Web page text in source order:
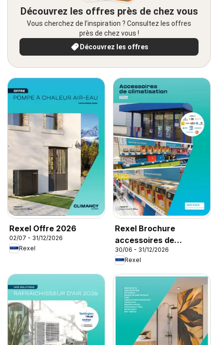
Découvrez les offres près de chez vous
Vous cherchez de l’inspiration ? Consultez les offres
près de chez vous !
Découvrez les offres
Rexel Offre 2026
02/07 - 31/12/2026
Rexel
Rexel Brochure
accessoires de
climatisation
30/06 - 31/12/2026
Rexel